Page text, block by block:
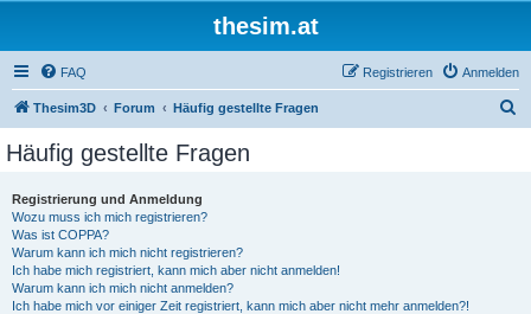
thesim.at
FAQ Anmelden
Registrieren
Thesim3D Forum Häufig gestellte Fragen
Häufig gestellte Fragen
Registrierung und Anmeldung
Wozu muss ich mich registrieren?
Was ist COPPA?
Warum kann ich mich nicht registrieren?
Ich habe mich registriert, kann mich aber nicht anmelden!
Warum kann ich mich nicht anmelden?
Ich habe mich vor einiger Zeit registriert, kann mich aber nicht mehr anmelden?!